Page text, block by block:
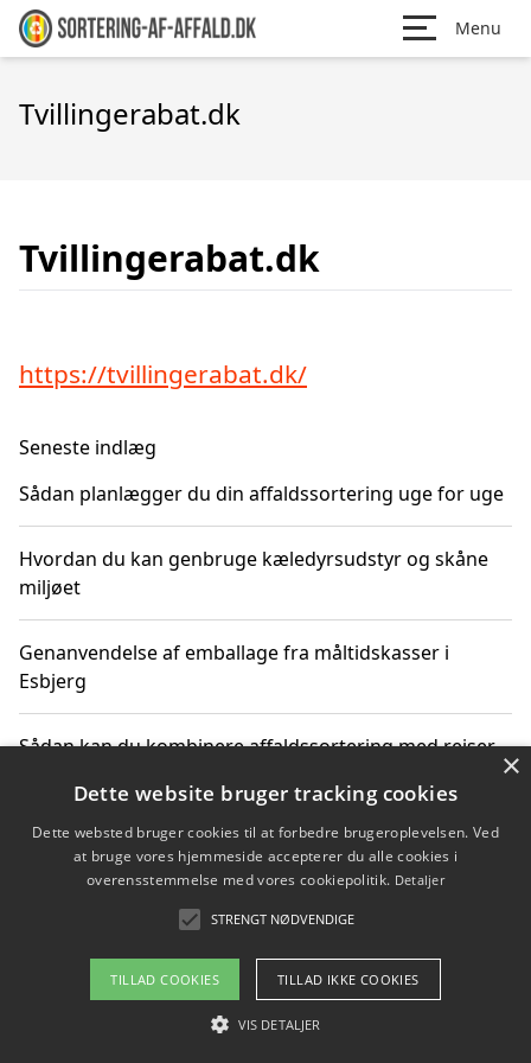
Menu
Tvillingerabat.dk
Tvillingerabat.dk
https://tvillingerabat.dk/
Seneste indlæg
Sådan planlægger du din affaldssortering uge for uge
Hvordan du kan genbruge kæledyrsudstyr og skåne
miljøet
Genanvendelse af emballage fra måltidskasser i
Esbjerg
Sådan kan du kombinere affaldssortering med rejser
Hvordan affaldssortering kan bidrage til co2 reduktion
Om / kontakt
Blog Betingelser
×
Dette website bruger tracking cookies
Dette websted bruger cookies til at forbedre brugeroplevelsen. Ved
at bruge vores hjemmeside accepterer du alle cookies i
overensstemmelse med vores cookiepolitik. Detaljer
STRENGT NØDVENDIGE
TILLAD COOKIES TILLAD IKKE COOKIES
VIS DETALJER